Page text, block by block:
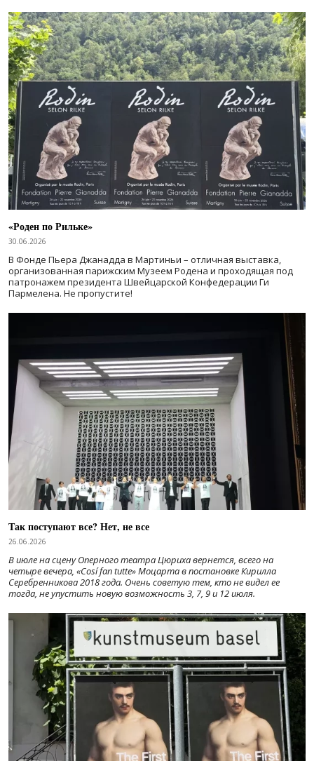
«Роден по Рильке»
30.06.2026
В Фонде Пьера Джанадда в Мартиньи – отличная выставка,
организованная парижским Музеем Родена и проходящая под
патронажем президента Швейцарской Конфедерации Ги
Пармелена. Не пропустите!
Так поступают все? Нет, не все
26.06.2026
В июле на сцену Оперного театра Цюриха вернется, всего на
четыре вечера, «Cosí fan tutte» Моцарта в постановке Кирилла
Серебренникова 2018 года. Очень советую тем, кто не видел ее
тогда, не упустить новую возможность 3, 7, 9 и 12 июля.